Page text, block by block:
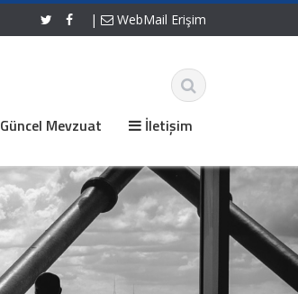
| WebMail Erişim
Güncel Mevzuat İletişim